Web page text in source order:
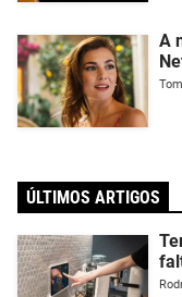
A
ÚLTIMOS ARTIGOS